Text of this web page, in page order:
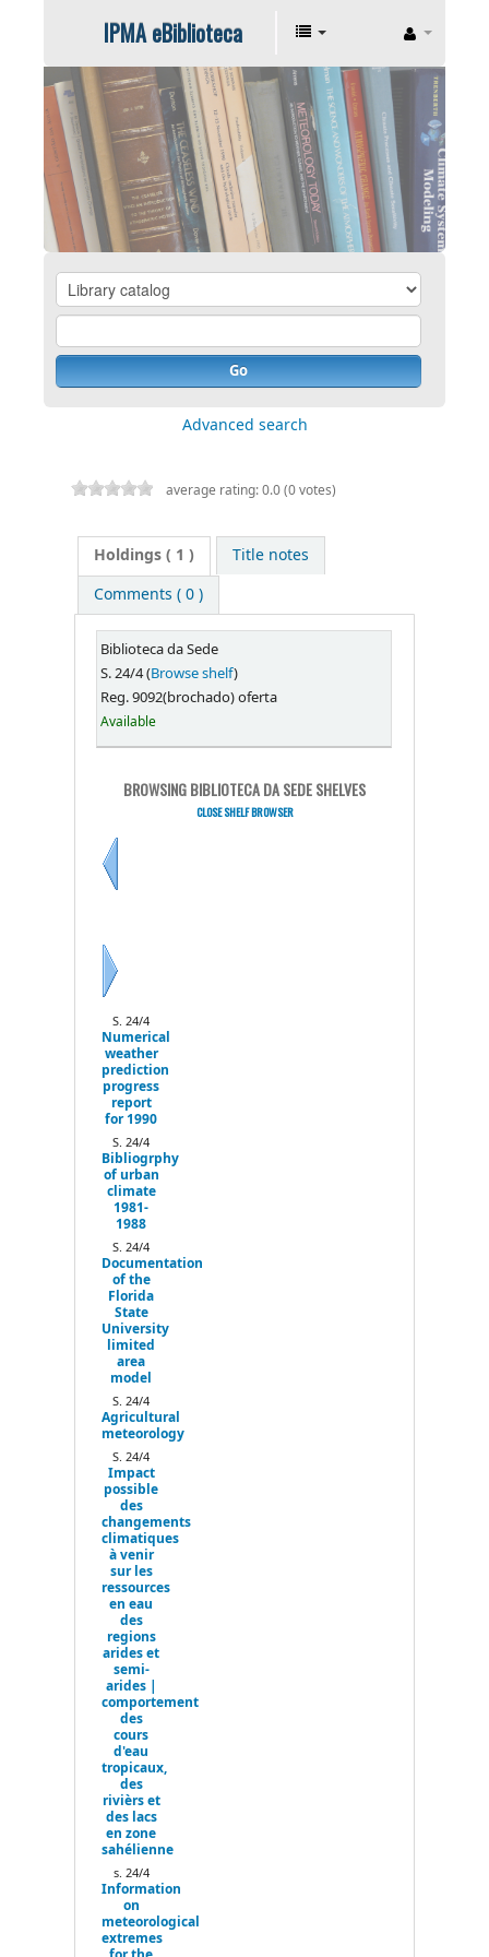
IPMA eBiblioteca
Go
Advanced search
average rating: 0.0 (0 votes)
Holdings( 1 )
Title notes
Comments ( 0 )
Biblioteca da Sede
S. 24/4 (Browse shelf)
Reg. 9092(brochado) oferta
Available
BROWSING BIBLIOTECA DA SEDE SHELVES
CLOSE SHELF BROWSER
S. 24/4
Numerical
weather
prediction
progress
report
for 1990
S. 24/4
Bibliogrphy
of urban
climate
1981-
1988
S. 24/4
Documentation
of the
Florida
State
University
limited
area
model
S. 24/4
Agricultural
meteorology
S. 24/4
Impact
possible
des
changements
climatiques
à venir
sur les
ressources
en eau
des
regions
arides et
semi-
arides |
comportement
des
cours
d'eau
tropicaux,
des
rivièrs et
des lacs
en zone
sahélienne
s. 24/4
Information
on
meteorological
extremes